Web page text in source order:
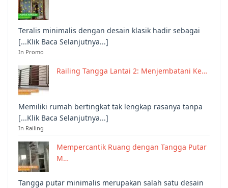
Teralis minimalis dengan desain klasik hadir sebagai
[...Klik Baca Selanjutnya...]
In Promo
Railing Tangga Lantai 2: Menjembatani Ke…
Memiliki rumah bertingkat tak lengkap rasanya tanpa
[...Klik Baca Selanjutnya...]
In Railing
Mempercantik Ruang dengan Tangga Putar
M…
Tangga putar minimalis merupakan salah satu desain